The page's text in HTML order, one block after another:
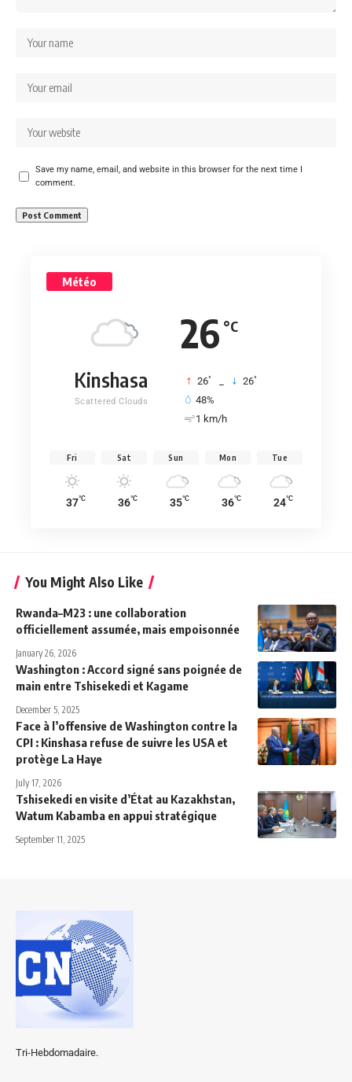
Save my name, email, and website in this browser for the next time I
comment.
Météo
26 °C
Kinshasa
Scattered Clouds
26° 26°
48%
1 km/h
Fri
37°C
Sat
36°C
Sun
35°C
Mon
36°C
Tue
24°C
You Might Also Like
Rwanda–M23 : une collaboration
officiellement assumée, mais empoisonnée
January 26, 2026
Washington : Accord signé sans poignée de
main entre Tshisekedi et Kagame
December 5, 2025
Face à l’offensive de Washington contre la
CPI : Kinshasa refuse de suivre les USA et
protège La Haye
July 17, 2026
Tshisekedi en visite d’État au Kazakhstan,
Watum Kabamba en appui stratégique
September 11, 2025
Tri-Hebdomadaire.